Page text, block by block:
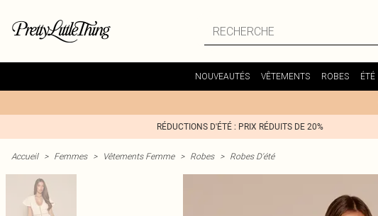
NOUVEAUTÉS VÊTEMENTS ROBES ÉTÉ
RÉDUCTIONS D'ÉTÉ : PRIX RÉDUITS DE 20%
Accueil > Femmes > Vêtements Femme > Robes > Robes D'été